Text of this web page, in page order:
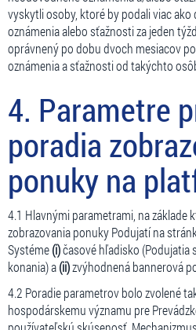
vyskytli osoby, ktoré by podali viac
oznámenia alebo sťažnosti za jeden
oprávnený po dobu dvoch mesiacov
oznámenia a sťažnosti od takýchto
4. Parametre
poradia
ponuky na
4.1 Hlavnými parametrami, na základe
zobrazovania ponuky Podujatí na
Systéme(i)časové hľadisko (Podujatia
konania) a(ii)zvýhodnená bannerová
4.2 Poradie parametrov bolo zvolené
hospodárskemu významu pre